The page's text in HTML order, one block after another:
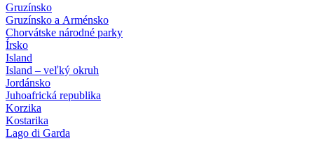
Gruzínsko
Gruzínsko a Arménsko
Chorvátske národné parky
Írsko
Island
Island – veľký okruh
Jordánsko
Juhoafrická republika
Korzika
Kostarika
Lago di Garda